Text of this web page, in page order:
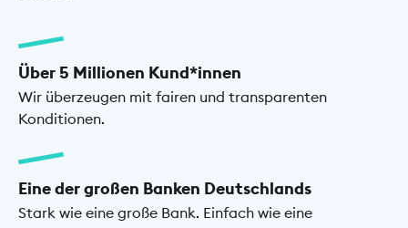
Über 5 Millionen Kund*innen
Wir überzeugen mit fairen und transparenten
Konditionen.
Eine der großen Banken Deutschlands
Stark wie eine große Bank. Einfach wie eine